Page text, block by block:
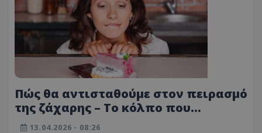
Πώς θα αντισταθούμε στον πειρασμό
της ζάχαρης – Το κόλπο που
προτείνει ψυχολόγος
13.04.2026 - 08:26